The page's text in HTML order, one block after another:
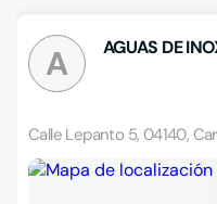
A AGUAS DE
Calle Lepanto 5, 04140,